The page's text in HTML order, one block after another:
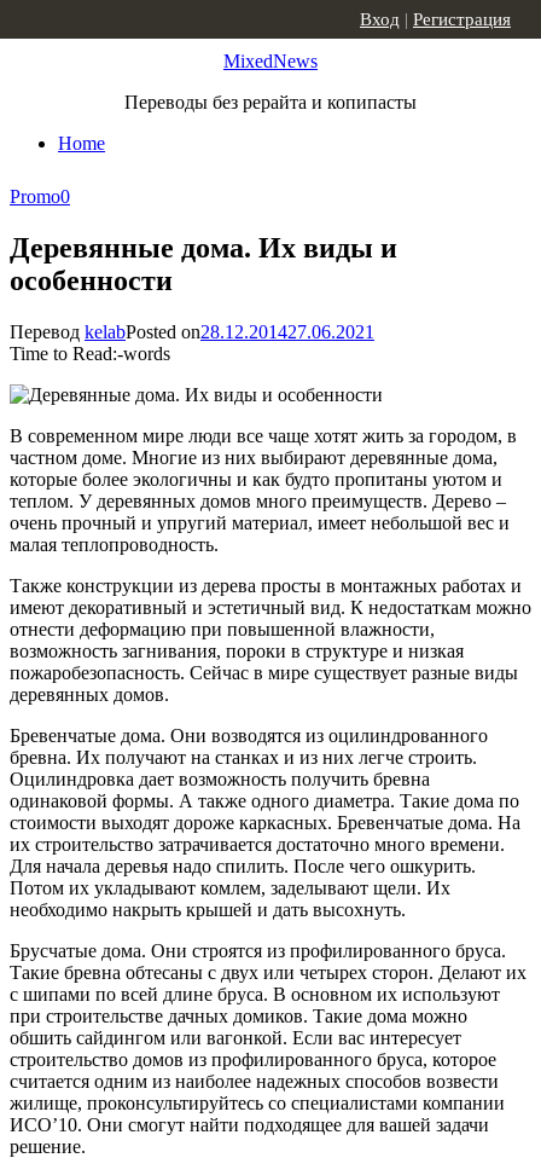
MixedNews
Переводы без рерайта и копипасты
Home
Вход | Регистрация
Promo0
Деревянные дома. Их виды и
особенности
Перевод kelabPosted on28.12.201427.06.2021
Time to Read:-words
В современном мире люди все чаще хотят жить за городом, в
частном доме. Многие из них выбирают деревянные дома,
которые более экологичны и как будто пропитаны уютом и
теплом. У деревянных домов много преимуществ. Дерево –
очень прочный и упругий материал, имеет небольшой вес и
малая теплопроводность.
Также конструкции из дерева просты в монтажных работах и
имеют декоративный и эстетичный вид. К недостаткам можно
отнести деформацию при повышенной влажности,
возможность загнивания, пороки в структуре и низкая
пожаробезопасность. Сейчас в мире существует разные виды
деревянных домов.
Бревенчатые дома. Они возводятся из оцилиндрованного
бревна. Их получают на станках и из них легче строить.
Оцилиндровка дает возможность получить бревна
одинаковой формы. А также одного диаметра. Такие дома по
стоимости выходят дороже каркасных. Бревенчатые дома. На
их строительство затрачивается достаточно много времени.
Для начала деревья надо спилить. После чего ошкурить.
Потом их укладывают комлем, заделывают щели. Их
необходимо накрыть крышей и дать высохнуть.
Брусчатые дома. Они строятся из профилированного бруса.
Такие бревна обтесаны с двух или четырех сторон. Делают их
с шипами по всей длине бруса. В основном их используют
при строительстве дачных домиков. Такие дома можно
обшить сайдингом или вагонкой. Если вас интересует
строительство домов из профилированного бруса, которое
считается одним из наиболее надежных способов возвести
жилище, проконсультируйтесь со специалистами компании
ИСО’10. Они смогут найти подходящее для вашей задачи
решение.